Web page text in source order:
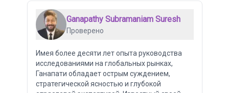
Ganapathy Subramaniam Suresh
Проверено
Имея более десяти лет опыта руководства
исследованиями на глобальных рынках,
Ганапати обладает острым суждением,
стратегической ясностью и глубокой